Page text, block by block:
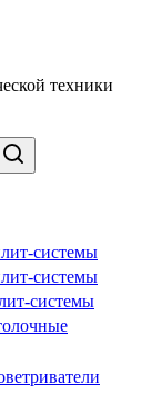
техники
системы
системы
системы